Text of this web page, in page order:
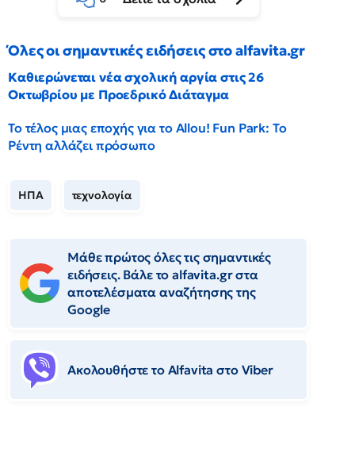
Όλες οι σημαντικές ειδήσεις στο alfavita.gr
Καθιερώνεται νέα σχολική αργία στις 26
Οκτωβρίου με Προεδρικό Διάταγμα
Το τέλος μιας εποχής για το Allou! Fun Park: Το
Ρέντη αλλάζει πρόσωπο
ΗΠΑ τεχνολογία
Μάθε πρώτος όλες τις σημαντικές
ειδήσεις. Βάλε το alfavita.gr στα
αποτελέσματα αναζήτησης της
Google
Ακολουθήστε το Αlfavita στο Viber